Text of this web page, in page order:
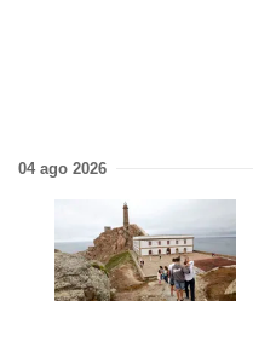
04 ago 2026